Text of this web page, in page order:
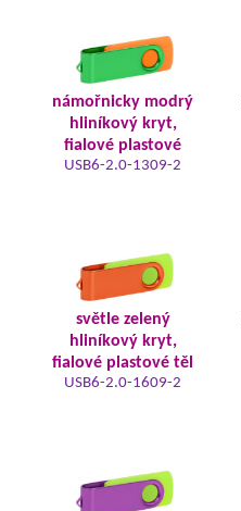
námořnicky modrý
hliníkový kryt,
fialové plastové
USB6-2.0-1309-2
světle zelený
hliníkový kryt,
fialové plastové těl
USB6-2.0-1609-2